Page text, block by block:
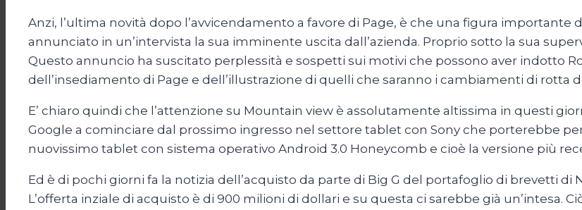
Anzi, l’ultima novità dopo l’avvicendamento a favore di Page, è che una figura
annunciato in un’intervista la sua imminente uscita dall’azienda. Proprio sotto la sua
Questo annuncio ha suscitato perplessità e sospetti sui motivi che possono aver indotto
dell’insediamento di Page e dell’illustrazione di quelli che saranno i cambiamenti di rotta
E’ chiaro quindi che l’attenzione su Mountain view è assolutamente altissima in questi
Google a cominciare dal prossimo ingresso nel settore tablet con Sony che porterebbe
nuovissimo tablet con sistema operativo Android 3.0 Honeycomb e cioè la versione più
Ed è di pochi giorni fa la notizia dell’acquisto da parte di Big G del portafoglio di brevetti
L’offerta inziale di acquisto è di 900 milioni di dollari e su questa ci sarebbe già un’intesa.